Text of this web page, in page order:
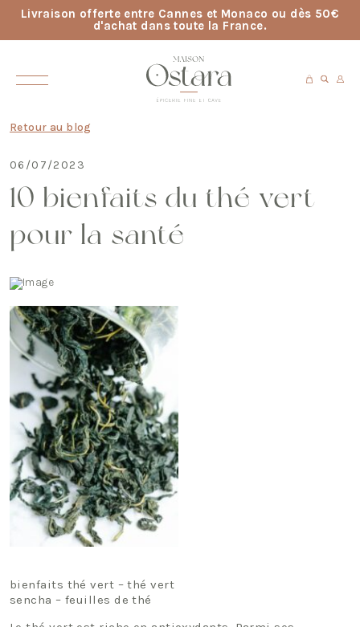
Livraison offerte entre Cannes et Monaco ou dès 50€
d'achat dans toute la France.
Retour au blog
06/07/2023
10 bienfaits du thé vert
pour la santé
bienfaits thé vert – thé vert
sencha – feuilles de thé